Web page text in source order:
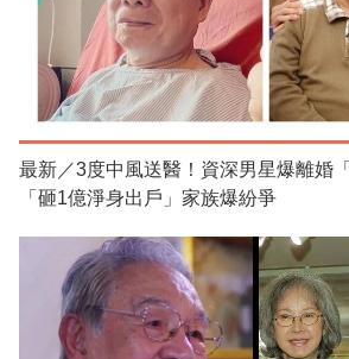
最新／3度中風送醫！資深男星爆離婚
「砸1億淨身出戶」家族爆紛爭